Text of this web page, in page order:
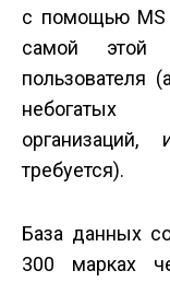
с помощью MS
самой этой
пользователя
небогатых
требуется).
База данных
300 марках